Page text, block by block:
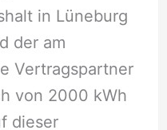
in Lüneburg
der am
Vertragspartner
von 2000 kWh
dieser